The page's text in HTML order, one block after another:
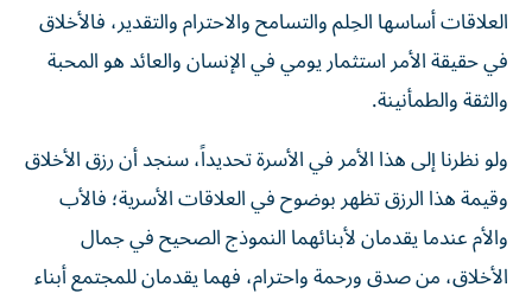
العلاقات أساسها الحِلم والتسامح والاحترام والتقدير، فالأخلاق
في حقيقة الأمر استثمار يومي في الإنسان والعائد هو المحبة
والثقة والطمأنينة.
ولو نظرنا إلى هذا الأمر في الأسرة تحديداً، سنجد أن رزق الأخلاق
وقيمة هذا الرزق تظهر بوضوح في العلاقات الأسرية؛ فالأب
والأم عندما يقدمان لأبنائهما النموذج الصحيح في جمال
الأخلاق، من صدق ورحمة واحترام، فهما يقدمان للمجتمع أبناء